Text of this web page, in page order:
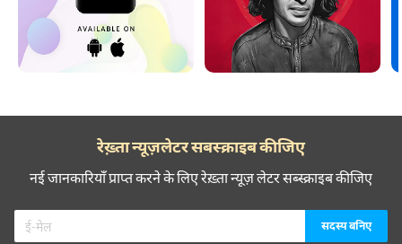
रेख़्ता न्यूज़लेटर सबस्क्राइब कीजिए
नई जानकारियाँ प्राप्त करने के लिए रेख़्ता न्यूज़ लेटर सब्स्क्राइब कीजिए